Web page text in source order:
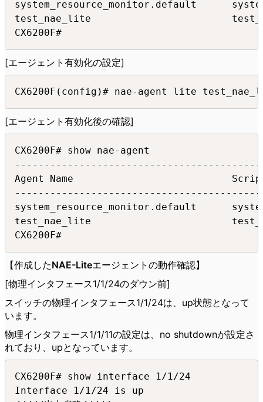
system_resource_monitor.default
test_nae_lite
CX6200F#
[エージェント有効化の設定]
CX6200F(config)# nae-agent lite
[エージェント有効化後の確認]
CX6200F# show nae-agent
Agent Name                           Script
system_resource_monitor.default
test_nae_lite
CX6200F#
【作成したNAE-Liteエージェントの動作確認】
[物理インタフェース1/1/24のダウン前]
スイッチの物理インタフェース1/1/24は、up状態となって
います。
物理インタフェース1/1/11の設定は、no shutdownが設定さ
れており、upとなっています。
CX6200F# show interface 1/1/24
Interface 1/1/24 is up